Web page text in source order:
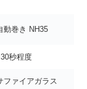
動巻き NH35
秒程度
ファイアガラス